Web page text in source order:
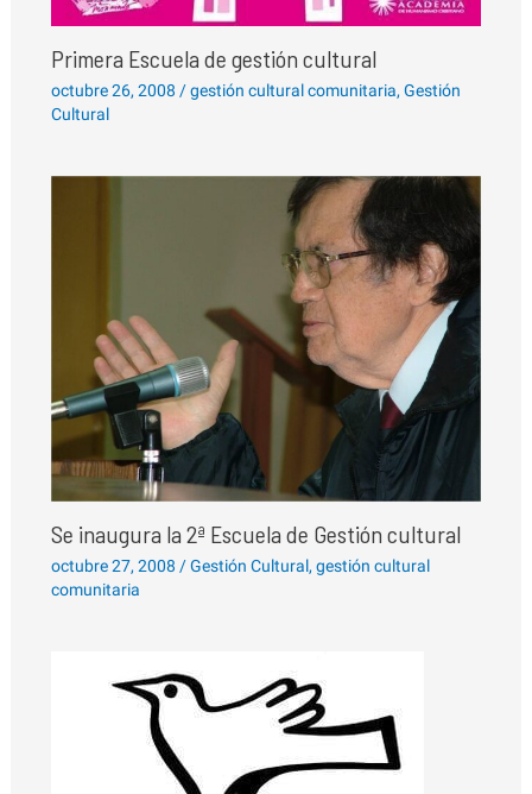
Primera Escuela de gestión cultural
octubre 26, 2008 /gestión cultural comunitaria,Gestión
Cultural
Se inaugura la 2ª Escuela de Gestión cultural
octubre 27, 2008/Gestión Cultural,gestión cultural
comunitaria